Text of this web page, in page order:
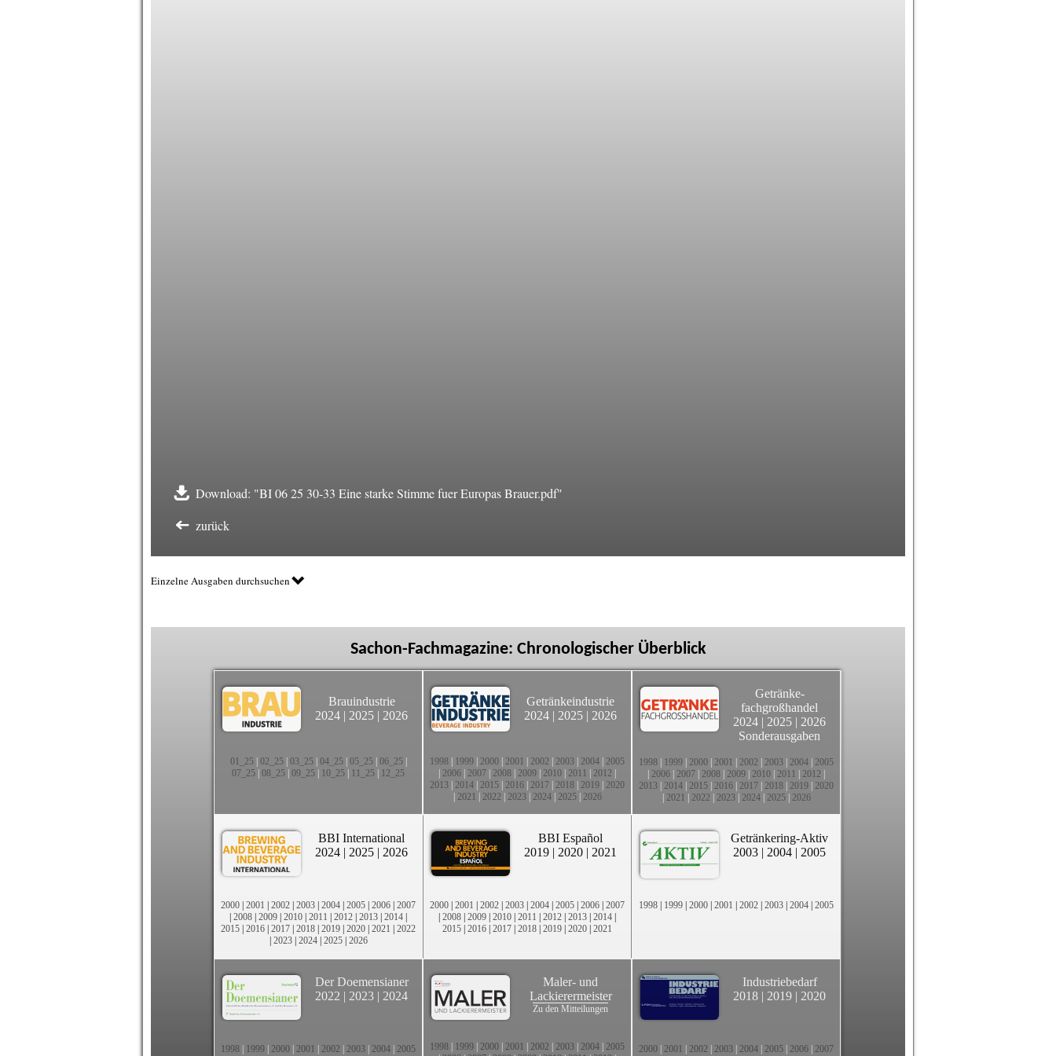
Download: "BI 06 25 30-33 Eine starke Stimme fuer Europas Brauer.pdf"
zurück
Einzelne Ausgaben durchsuchen
Sachon-Fachmagazine: Chronologischer Überblick
Brauindustrie
2024 | 2025 | 2026
01_25| 02_25| 03_25| 04_25| 05_25| 06_25|
07_25 08_25 09_25 10_25 11_25 12_25
Getränkeindustrie
2024 | 2025 | 2026
1998 1999 2000 2001 2002 2003 2004 2005
2006 2007 2008 2009 2010 2011 2012
2013 2014 2015 2016 2017 2018 2019 2020
2021 2022 2023| 2024| 2025| 2026
Getränke-
fachgroßhandel
2024 | 2025 | 2026
Sonderausgaben
1998 1999 2000 2001 2002 2003 2004 2005
2006 2007 2008 2009 2010 2011 2012
2013 2014 2015 2016 2017 2018 2019 2020
2021 2022 2023| 2024| 2025| 2026
BBI International
2024 | 2025 | 2026
2000 | 2001 | 2002 | 2003 | 2004 | 2005 | 2006 | 2007
| 2008 | 2009 | 2010 | 2011 | 2012 | 2013 | 2014 |
2015 | 2016 | 2017 | 2018 | 2019 | 2020 | 2021 | 2022
| 2023| 2024| 2025| 2026
BBI Español
2019 | 2020 | 2021
2000 | 2001 | 2002 | 2003 | 2004 | 2005 | 2006 | 2007
| 2008 | 2009 | 2010 | 2011 | 2012 | 2013 | 2014 |
2015 | 2016 | 2017 | 2018 | 2019 | 2020 | 2021
Getränkering-Aktiv
2003 | 2004 | 2005
1998 | 1999 | 2000 | 2001 | 2002 | 2003 | 2004 | 2005
Der Doemensianer
2022 | 2023 | 2024
1998 1999 2000 2001 2002 2003 2004 2005
Maler- und
Lackierermeister
Zu den Mitteilungen
1998 1999 2000 2001 2002 2003 2004 2005
Industriebedarf
2018 | 2019 | 2020
2000 2001 2002 2003 2004 2005 2006 2007